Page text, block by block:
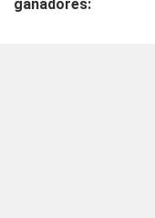
ganadores: